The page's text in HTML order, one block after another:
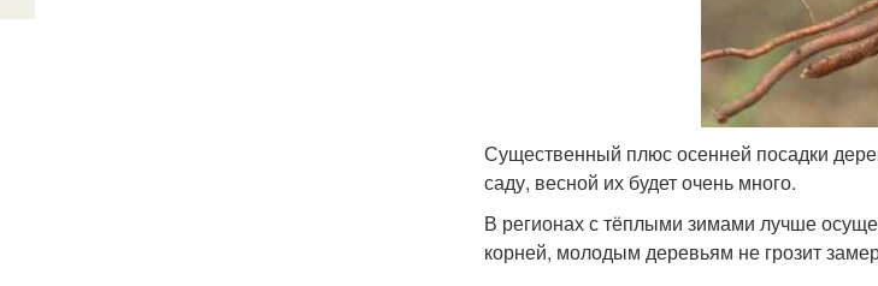
Существенный плюс осенней посадки
саду, весной их будет очень много.
В регионах с тёплыми зимами лучше
корней, молодым деревьям не грозит